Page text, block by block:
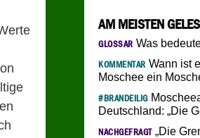
AM MEISTEN
GLOSSAR Was
KOMMENTAR Wann ist
Moschee ein
#BRANDEILIG
Deutschland: „Die
NACHGEFRAGT„Die